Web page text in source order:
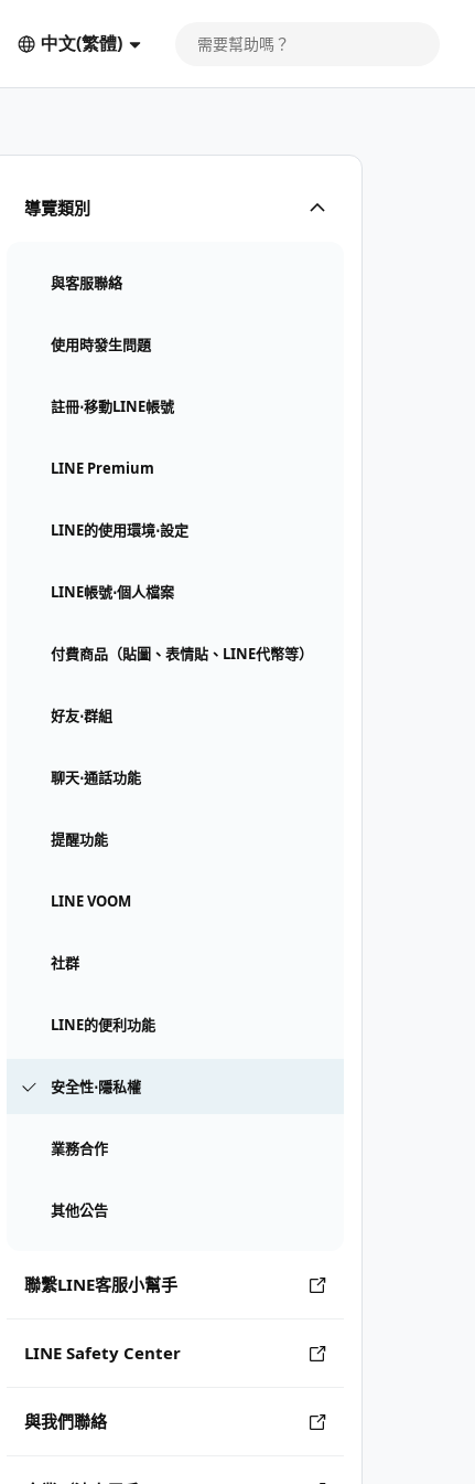
中文(繁體)
導覽類別
與客服聯絡
使用時發生問題
註冊⋅移動LINE帳號
LINE Premium
LINE的使用環境⋅設定
LINE帳號⋅個人檔案
付費商品（貼圖、表情貼、LINE代幣等）
好友⋅群組
聊天⋅通話功能
提醒功能
LINE VOOM
社群
LINE的便利功能
安全性⋅隱私權
業務合作
其他公告
聯繫LINE客服小幫手
LINE Safety Center
與我們聯絡